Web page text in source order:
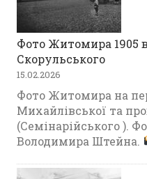
Фото Житомира 1905
Скорульського
15.02.2026
Фото Житомира на
Михайлівської та
(Семінарійського ).
Володимира Штейна.